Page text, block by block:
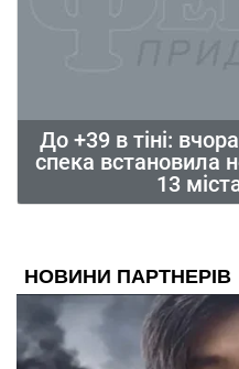
До +39 в тіні:
спека встановила
13